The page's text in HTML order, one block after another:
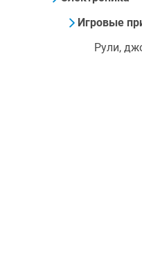
Игровые
Рули,